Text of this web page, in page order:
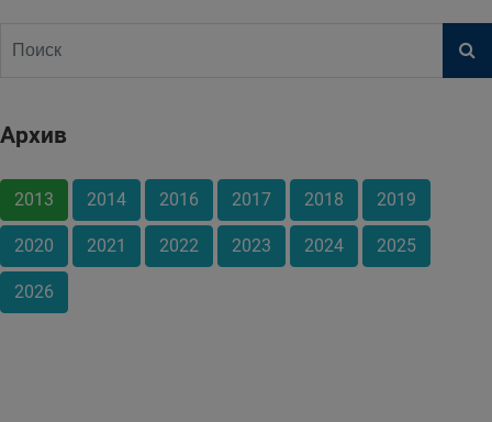
Архив
2013 2014 2016 2017 2018 2019
2020 2021 2022 2023 2024 2025
2026